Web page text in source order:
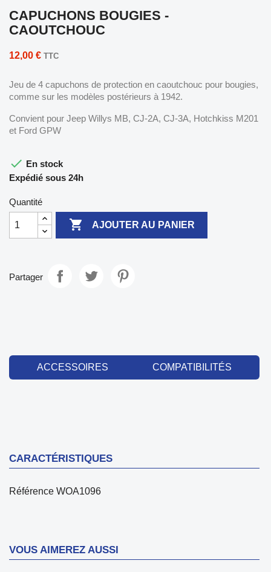
CAPUCHONS BOUGIES -
CAOUTCHOUC
12,00 € TTC
Jeu de 4 capuchons de protection en caoutchouc pour bougies,
comme sur les modèles postérieurs à 1942.
Convient pour Jeep Willys MB, CJ-2A, CJ-3A, Hotchkiss M201
et Ford GPW
 En stock
Expédié sous 24h
Quantité
 AJOUTER AU PANIER
Partager
ACCESSOIRES COMPATIBILITÉS
CARACTÉRISTIQUES
Référence WOA1096
VOUS AIMEREZ AUSSI